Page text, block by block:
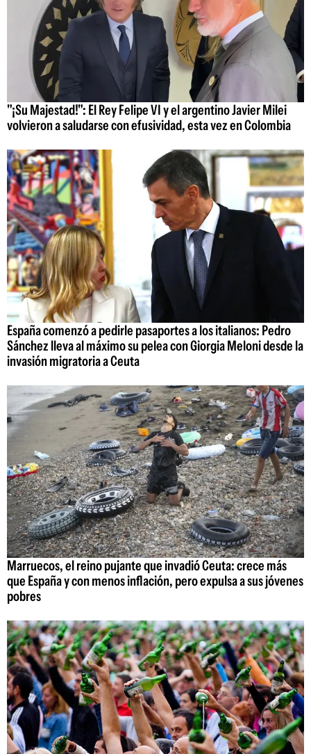
"¡Su Majestad!": El Rey Felipe VI y el argentino Javier Milei
volvieron a saludarse con efusividad, esta vez en Colombia
España comenzó a pedirle pasaportes a los italianos: Pedro
Sánchez lleva al máximo su pelea con Giorgia Meloni desde la
invasión migratoria a Ceuta
Marruecos, el reino pujante que invadió Ceuta: crece más
que España y con menos inflación, pero expulsa a sus jóvenes
pobres